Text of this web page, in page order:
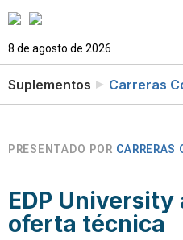
8 de agosto de 2026
Suplementos Carreras
PRESENTADO POR CARRERAS
EDP University
oferta técnica